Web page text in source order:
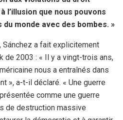
l’illusion que nous pouvons
monde avec des bombes. »
Sánchez a fait explicitement
de 2003 : « Il y a vingt-trois ans,
nous a entraînés dans
», a-t-il déclaré. « Une guerre
comme une guerre
de destruction massive